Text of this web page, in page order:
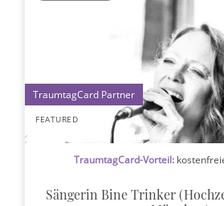
FEATURED
1
TraumtagCard-Vorteil:
Sängerin Bine Trinker